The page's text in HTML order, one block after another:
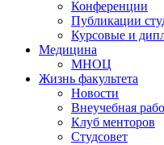
Конференции
Публикации
Курсовые и
Медицина
МНОЦ
Жизнь факультета
Новости
Внеучебная
Клуб менторов
Студсовет